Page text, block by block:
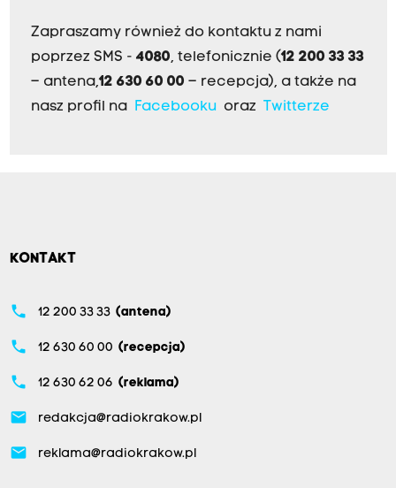
Zapraszamy również do kontaktu z nami
poprzez SMS - 4080, telefonicznie (12 200 33 33
– antena,12 630 60 00 – recepcja), a także na
nasz profil na Facebookuoraz Twitterze
KONTAKT
phone 12 200 33 33 (antena)
phone 12 630 60 00 (recepcja)
phone 12 630 62 06 (reklama)
email redakcja@radiokrakow.pl
email reklama@radiokrakow.pl